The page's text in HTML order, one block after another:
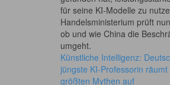
für seine KI‑Modelle zu
Handelsministerium prüft
ob und wie China die
umgeht.
Künstliche Intelligenz:
jüngste KI-Professorin räumt
größten Mythen auf